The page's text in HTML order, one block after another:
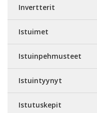
Invertterit
Istuimet
Istuinpehmusteet
Istuintyynyt
Istutuskepit